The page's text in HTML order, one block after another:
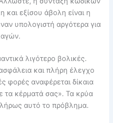
και εξίσου άβολη είναι η
υπολογιστή αργότερα για
λιγότερο βολικές.
και πλήρη έλεγχο
φορές αναφέρεται δίκαια
τα κέρματά σας». Τα κρύα
αυτό το πρόβλημα.